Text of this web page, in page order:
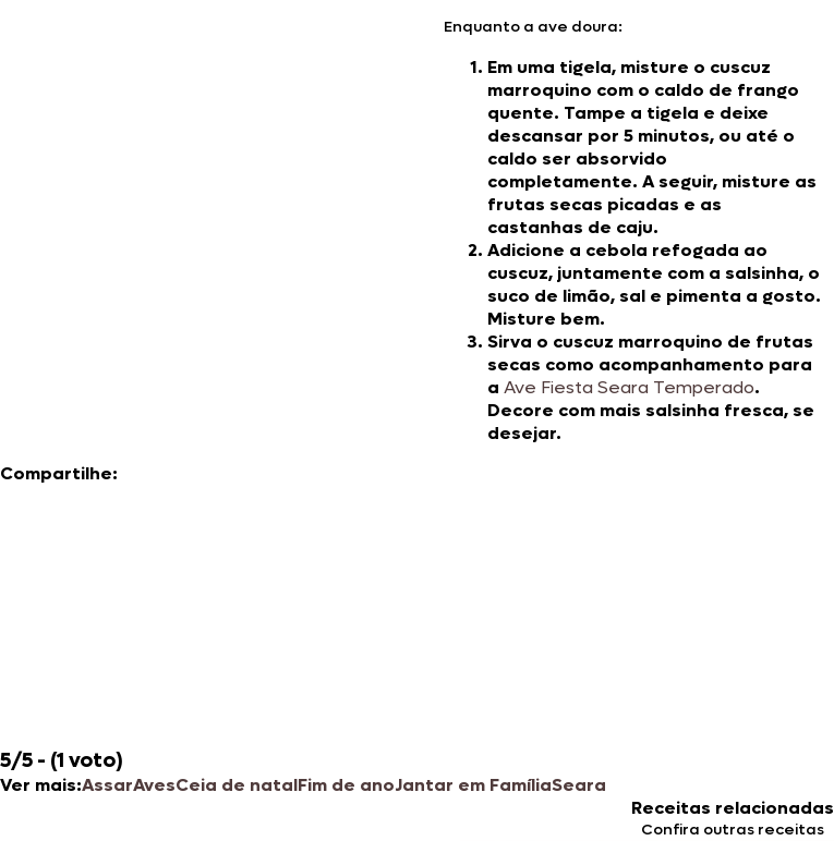
Enquanto a ave doura:
Em uma tigela, misture o cuscuz
marroquino com o caldo de frango
quente. Tampe a tigela e deixe
descansar por 5 minutos, ou até o
caldo ser absorvido
completamente. A seguir, misture as
frutas secas picadas e as
castanhas de caju.
Adicione a cebola refogada ao
cuscuz, juntamente com a salsinha, o
suco de limão, sal e pimenta a gosto.
Misture bem.
Sirva o cuscuz marroquino de frutas
secas como acompanhamento para
a Ave Fiesta Seara Temperado.
Decore com mais salsinha fresca, se
desejar.
Compartilhe:
5/5 - (1 voto)
Ver mais:AssarAvesCeia de natalFim de anoJantar em FamíliaSeara
Receitas relacionadas
Confira outras receitas